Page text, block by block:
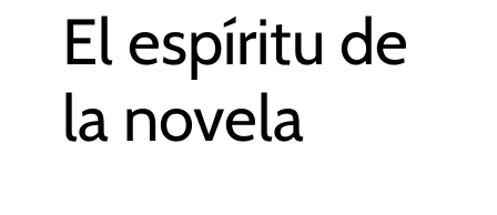
El espíritu de
la novela